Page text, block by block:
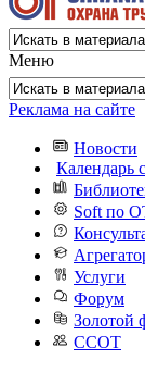
Меню
Реклама на сайте
Новости
Календарь
Soft по
Услуги
Форум
Золотой
ССОТ